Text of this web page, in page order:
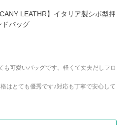
LEATHR】イタリア製シボ型押
ドバッグ
も可愛いバッグです。軽くて丈夫だしフロ
はとても優秀です♪対応も丁寧で安心して